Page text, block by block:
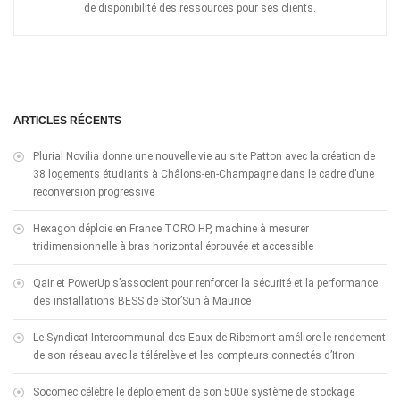
de disponibilité des ressources pour ses clients.
ARTICLES RÉCENTS
Plurial Novilia donne une nouvelle vie au site Patton avec la création de
38 logements étudiants à Châlons-en-Champagne dans le cadre d’une
reconversion progressive
Hexagon déploie en France TORO HP, machine à mesurer
tridimensionnelle à bras horizontal éprouvée et accessible
Qair et PowerUp s’associent pour renforcer la sécurité et la performance
des installations BESS de Stor’Sun à Maurice
Le Syndicat Intercommunal des Eaux de Ribemont améliore le rendement
de son réseau avec la télérelève et les compteurs connectés d’Itron
Socomec célèbre le déploiement de son 500e système de stockage